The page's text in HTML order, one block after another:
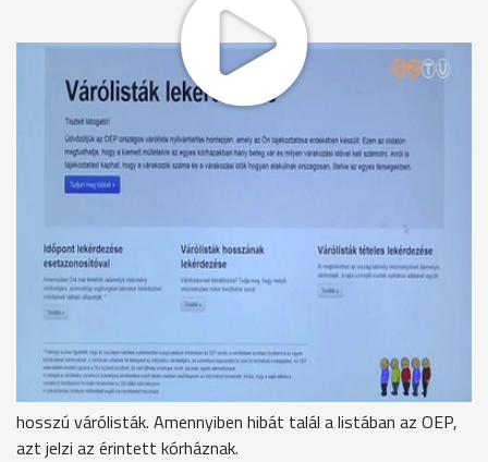
Éveket várhatnak betegek egy-egy csípő- vagy térdprotézis
beavatkozásra, valamint szürkehályog műtétre a
szombathelyi Markusovszky kórházban – ezt mutatják a
várólista.oep.huoldalon közzétett adatok és ez a
várakozási idő valós.
Oktatókórház
„Ami változás az utóbbi időben, hogy egy országos várólistát
épített ki a közös tulajdonos, a GYEMSZI és ennek
megfelelően az OEP is, aki finanszírozza a kórházakat,
Az informatikai rendszer hibái miatt is láthatóak irreálisan
hosszú várólisták. Amennyiben hibát talál a listában az OEP,
azt jelzi az érintett kórháznak.